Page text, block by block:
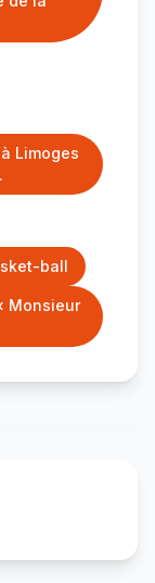
Limoges
ball
Monsieur